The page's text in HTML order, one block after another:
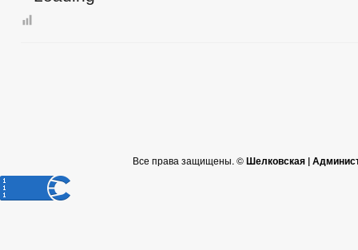
Все права защищены. ©Шелковская |